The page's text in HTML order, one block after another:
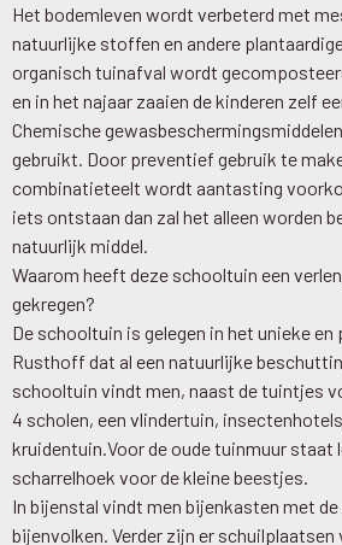
Het bodemleven wordt verbeterd met
natuurlijke stoffen en andere
organisch tuinafval wordt
en in het najaar zaaien de kinderen zelf
Chemische
gebruikt. Door preventief gebruik te
combinatieteelt wordt aantasting
iets ontstaan dan zal het alleen worden
natuurlijk middel.
Waarom heeft deze schooltuin een
gekregen?
De schooltuin is gelegen in het unieke
Rusthoff dat al een natuurlijke
schooltuin vindt men, naast de tuintjes
4 scholen, een vlindertuin,
kruidentuin.Voor de oude tuinmuur staat
scharrelhoek voor de kleine beestjes.
In bijenstal vindt men bijenkasten met
bijenvolken. Verder zijn er schuilplaatsen